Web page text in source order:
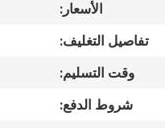
مراقبة
الجودة
اتصل
الأسعار:
تفاصيل التغليف:
وقت التسليم:
شروط الدفع: